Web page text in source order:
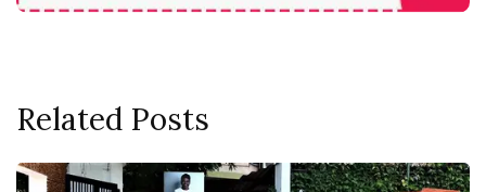
Related Posts